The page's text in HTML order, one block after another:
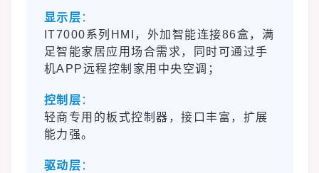
显示层 ：
IT7000系列HMI，外加智能连接86盒，满
足智能家居应用场合需求，同时可通过手
机APP远程控制家用中央空调；
控制层 ：
轻商专用的板式控制器，接口丰富，扩展
能力强。
驱动层 ：